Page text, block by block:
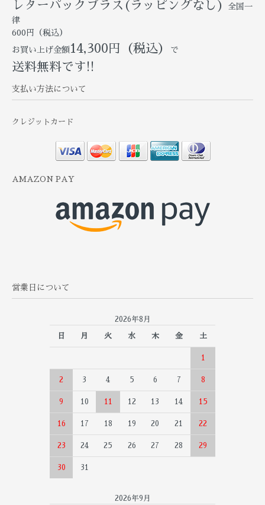
レターパックプラス(ラッピングなし)
全国一
律
600円（税込）
お買い上げ金額14,300円（税込） で
送料無料です!!
支払い方法について
クレジットカード
AMAZON PAY
営業日について
2026年8月
日 月 火 水 木 金 土
1
2 3 4 5 6 7 8
9 10 11 12 13 14 15
16 17 18 19 20 21 22
23 24 25 26 27 28 29
30 31
2026年9月